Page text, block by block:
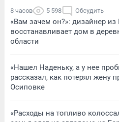
8 часов 5 598 Обсудить
«Вам зачем он?»: дизайнер
восстанавливает дом в
области
«Нашел Наденьку, а у нее
рассказал, как потерял жену
Осиповке
«Расходы на топливо